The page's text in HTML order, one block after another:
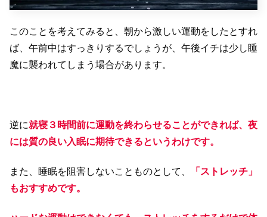
このことを考えてみると、朝から激しい運動をしたとすれ
ば、午前中はすっきりするでしょうが、午後イチは少し睡
魔に襲われてしまう場合があります。
逆に就寝３時間前に運動を終わらせることができれば、夜
には質の良い入眠に期待できるというわけです。
また、睡眠を阻害しないことものとして、
「ストレッチ」
もおすすめです。